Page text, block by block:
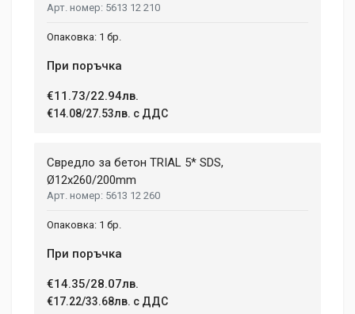
5613 12 210
1 бр.
При поръчка
€11.73/22.94лв.
€14.08/27.53лв. с ДДС
Свредло за бетон TRIAL 5* SDS,
Ø12х260/200mm
5613 12 260
1 бр.
При поръчка
€14.35/28.07лв.
€17.22/33.68лв. с ДДС